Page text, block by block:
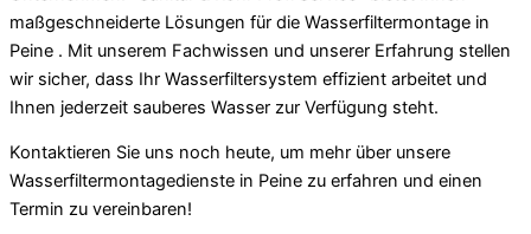
maßgeschneiderte Lösungen für die Wasserfiltermontage in
Peine . Mit unserem Fachwissen und unserer Erfahrung stellen
wir sicher, dass Ihr Wasserfiltersystem effizient arbeitet und
Ihnen jederzeit sauberes Wasser zur Verfügung steht.
Kontaktieren Sie uns noch heute, um mehr über unsere
Wasserfiltermontagedienste in Peine zu erfahren und einen
Termin zu vereinbaren!